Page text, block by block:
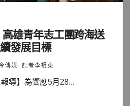
雄青年志工團跨海送
發展目標
傳媒- 記者李祖東
導】為響應5月28...